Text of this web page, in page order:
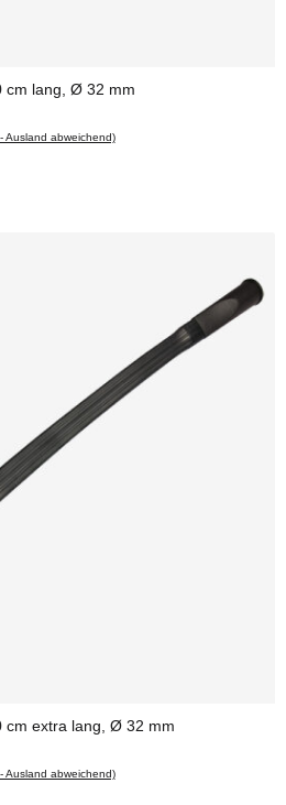
cm lang, Ø 32 mm
Ausland abweichend)
cm extra lang, Ø 32 mm
Ausland abweichend)